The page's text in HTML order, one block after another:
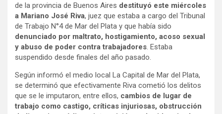
de la provincia de Buenos Aires destituyó este miércoles
a Mariano José Riva, juez que estaba a cargo del Tribunal
de Trabajo N°4 de Mar del Plata y que había sido
denunciado por maltrato, hostigamiento, acoso sexual
y abuso de poder contra trabajadores . Estaba
suspendido desde finales del año pasado.
Según informó el medio local La Capital de Mar del Plata,
se determinó que efectivamente Riva cometió los delitos
que se le imputaron, entre ellos, cambios de lugar de
trabajo como castigo, críticas injuriosas, obstrucción